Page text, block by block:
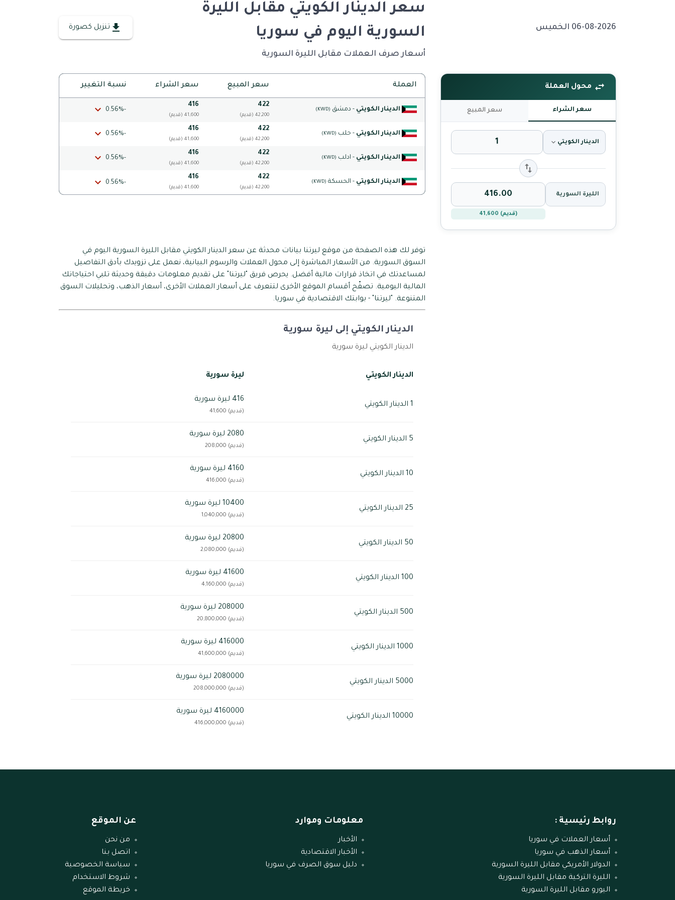
سعر الدينار الكويتي مقابل الليرة
السورية اليوم في سوريا
أسعار صرف العملات مقابل الليرة السورية
تنزيل كصورة 06-08-2026 الخميس
محول العملة
سعر الشراء سعر المبيع
الدينار الكويتي
الليرة السورية
(قديم) 41,600
العملة سعر المبيع سعر الشراء نسبة التغيير
الدينار الكويتي - دمشق (KWD)
422
(قديم) 42,200
416
(قديم) 41,600
-0.56%
الدينار الكويتي - حلب (KWD)
422
(قديم) 42,200
416
(قديم) 41,600
-0.56%
الدينار الكويتي - ادلب (KWD)
422
(قديم) 42,200
416
(قديم) 41,600
-0.56%
الدينار الكويتي - الحسكة (KWD)
422
(قديم) 42,200
416
(قديم) 41,600
-0.56%
توفر لك هذه الصفحة من موقع ليرتنا بيانات محدثة عن سعر الدينار الكويتي مقابل الليرة السورية اليوم في
السوق السورية. من الأسعار المباشرة إلى محول العملات والرسوم البيانية، نعمل على تزويدك بأدق التفاصيل
لمساعدتك في اتخاذ قرارات مالية أفضل. يحرص فريق "ليرتنا" على تقديم معلومات دقيقة وحديثة تلبي احتياجاتك
المالية اليومية. تصفّح أقسام الموقع الأخرى لتتعرف على أسعار العملات الأخرى، أسعار الذهب، وتحليلات السوق
المتنوعة. "ليرتنا" - بوابتك الاقتصادية في سوريا.
الدينار الكويتي إلى ليرة سورية
الدينار الكويتي ليرة سورية
الدينار الكويتي ليرة سورية
1 الدينار الكويتي
416 ليرة سورية
(قديم) 41,600
5 الدينار الكويتي
2080 ليرة سورية
(قديم) 208,000
10 الدينار الكويتي
4160 ليرة سورية
(قديم) 416,000
25 الدينار الكويتي
10400 ليرة سورية
(قديم) 1,040,000
50 الدينار الكويتي
20800 ليرة سورية
(قديم) 2,080,000
100 الدينار الكويتي
41600 ليرة سورية
(قديم) 4,160,000
500 الدينار الكويتي
208000 ليرة سورية
(قديم) 20,800,000
1000 الدينار الكويتي
416000 ليرة سورية
(قديم) 41,600,000
5000 الدينار الكويتي
2080000 ليرة سورية
(قديم) 208,000,000
10000 الدينار الكويتي
4160000 ليرة سورية
(قديم) 416,000,000
روابط رئيسية :
أسعار العملات في سوريا
أسعار الذهب في سوريا
الدولار الأمريكي مقابل الليرة السورية
الليرة التركية مقابل الليرة السورية
اليورو مقابل الليرة السورية
معلومات وموارد
الأخبار
الأخبار الاقتصادية
دليل سوق الصرف في سوريا
عن الموقع
من نحن
اتصل بنا
سياسة الخصوصية
شروط الاستخدام
خريطة الموقع